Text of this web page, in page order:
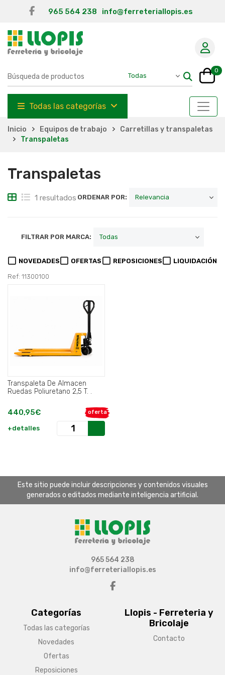
965 564 238 info@ferreteriallopis.es
0
Todas las categorías
Inicio Equipos de trabajo
Carretillas y transpaletas
Transpaletas
Transpaletas
1 resultados ORDENAR POR:
FILTRAR POR MARCA:
NOVEDADES OFERTAS REPOSICIONES LIQUIDACIÓN
Ref: 11300100
Transpaleta De Almacen
Ruedas Poliuretano 2,5 T. .
oferta
440,95€
+detalles
Este sitio puede incluir descripciones y contenidos visuales
generados o editados mediante inteligencia artificial.
Categorías
Todas las categorías
Novedades
Ofertas
Reposiciones
Llopis - Ferreteria y
Bricolaje
Contacto
965 564 238
info@ferreteriallopis.es